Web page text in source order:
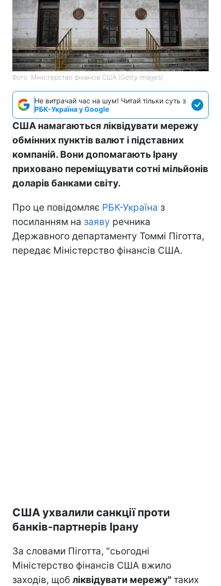
Фото: Міністерство фінансів СШA (Getty Images)
Не витрачай час на шум! Читай тільки суть з
РБК-Україна у Google
США намагаються ліквідувати мережу
обмінних пунктів валют і підставних
компаній. Вони допомагають Ірану
приховано переміщувати сотні мільйонів
доларів банками світу.
Про це повідомляє РБК-Україна з
посиланням на заяву речника
Державного департаменту Томмі Піготта,
передає Міністерство фінансів США.
США ухвалили санкції проти
банків-партнерів Ірану
За словами Піготта, "сьогодні
Міністерство фінансів США вжило
заходів, щоб ліквідувати мережу" таких